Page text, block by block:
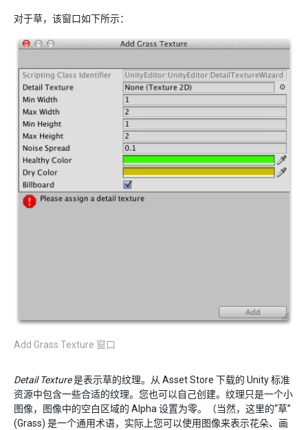
对于草，该窗口如下所示：
Add Grass Texture 窗口
Detail Texture是表示草的纹理。从 Asset Store 下载的 Unity 标准
资源中包含一些合适的纹理。您也可以自己创建。纹理只是一个小
图像，图像中的空白区域的 Alpha 设置为零。（当然，这里的“草”
(Grass) 是一个通用术语，实际上您可以使用图像来表示花朵、画